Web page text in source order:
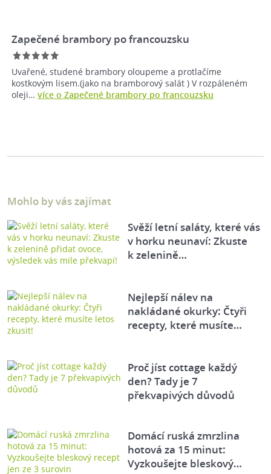
Zapečené brambory po francouzsku
Uvařené, studené brambory oloupeme a protlačíme
kostkovým lisem.(jako na bramborový salát ) V rozpáleném
oleji… více o Zapečené brambory po francouzsku
Mohlo by vás zajímat
Svěží letní saláty, které vás
v horku neunaví: Zkuste
k zelenině…
Nejlepší nálev na
nakládané okurky: Čtyři
recepty, které musíte…
Proč jíst cottage každý
den? Tady je 7
překvapivých důvodů
Domácí ruská zmrzlina
hotová za 15 minut:
Vyzkoušejte bleskový…